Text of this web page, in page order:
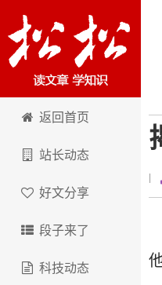
卢松松博客
返回首页
站长动态
好文分享
段子来了
科技动态